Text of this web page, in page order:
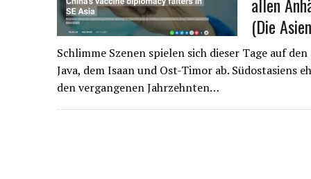
10. MÄRZ 2021 | DER RIKSCHA-REPORTER – ALLE VIDEO-LINKS AUF
(Die
Schlimme Szenen spielen sich dieser Tage auf
Java, dem Isaan und Ost-Timor ab. Südostasiens
den vergangenen Jahrzehnten…